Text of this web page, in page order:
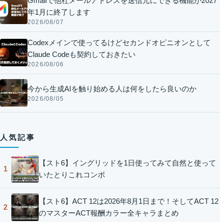
年1月に終了します
2026/08/07
Codexメインで使ってるけどセカンドオピニオンとして
Claude Codeも契約しておきたい
2026/08/06
今から生成AIを触り始める人は何をしたら良いのか
2026/08/05
人気記事
1
【スト6】イングリッドを1日使ってみて自然と使って
いたとりこれコンボ
2
【スト6】ACT 12は2026年8月1日まで！そしてACT 12
のマスターACT報酬カラー全キャラまとめ